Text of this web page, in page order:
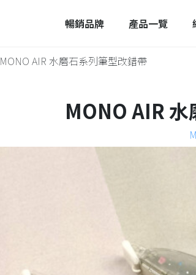
暢銷品牌 產品一覽
MONO AIR 水磨石系列筆型改錯帶
MONO AIR